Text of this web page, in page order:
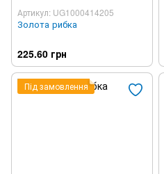
Артикул: UG1000414205
Золота рибка
225.60 грн
Під замовлення